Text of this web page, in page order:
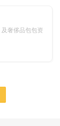
奢侈品包包资
界最大的水